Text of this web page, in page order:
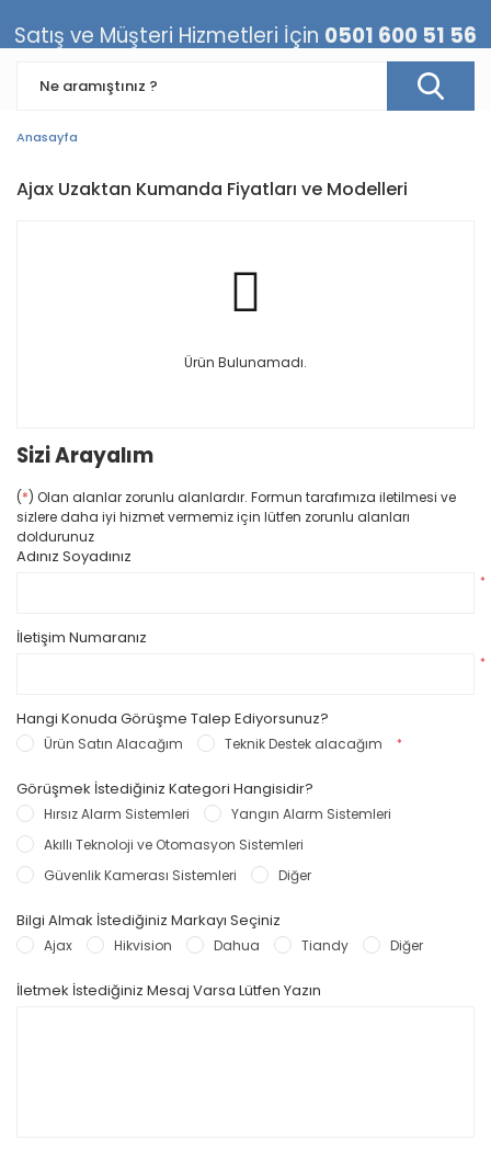
Anasayfa
Ajax Uzaktan Kumanda Fiyatları ve Modelleri
Ürün Bulunamadı.
Sizi Arayalım
(*) Olan alanlar zorunlu alanlardır. Formun tarafımıza iletilmesi ve
sizlere daha iyi hizmet vermemiz için lütfen zorunlu alanları
doldurunuz
Adınız Soyadınız
*
İletişim Numaranız
*
Hangi Konuda Görüşme Talep Ediyorsunuz?
Ürün Satın Alacağım Teknik Destek alacağım *
Görüşmek İstediğiniz Kategori Hangisidir?
Hırsız Alarm Sistemleri
Yangın Alarm Sistemleri
Akıllı Teknoloji ve Otomasyon Sistemleri
Güvenlik Kamerası Sistemleri
Diğer
Bilgi Almak İstediğiniz Markayı Seçiniz
Ajax Hikvision Dahua Tiandy Diğer
İletmek İstediğiniz Mesaj Varsa Lütfen Yazın
Satış ve Müşteri Hizmetleri İçin 0501 600 51 56